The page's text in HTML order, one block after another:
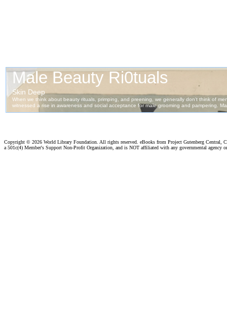
Copyright © 2026 World Library Foundation. All rights reserved. eBooks from Project Gutenberg Central,
a 501c(4) Member's Support Non-Profit Organization, and is NOT affiliated with any governmental agency